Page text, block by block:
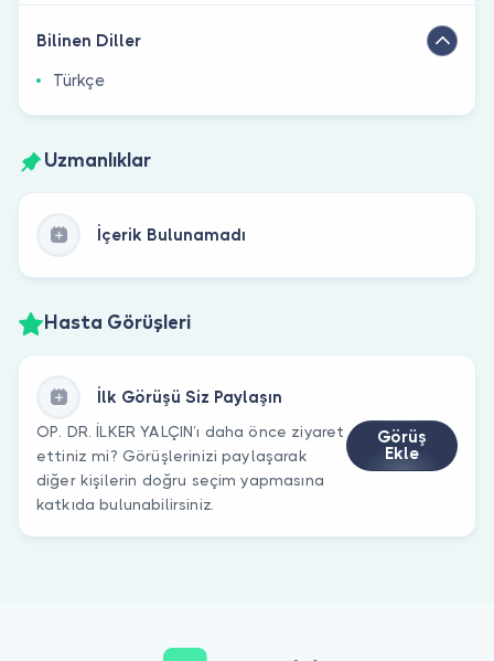
Bilinen Diller
Türkçe
Uzmanlıklar
İçerik Bulunamadı
Hasta Görüşleri
İlk Görüşü Siz Paylaşın
OP. DR. İLKER YALÇIN’ı daha önce ziyaret
ettiniz mi? Görüşlerinizi paylaşarak
diğer kişilerin doğru seçim yapmasına
katkıda bulunabilirsiniz.
Görüş
Ekle